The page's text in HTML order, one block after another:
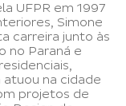
UFPR em 1997
Simone
carreira junto às
no Paraná e
na cidade
projetos de